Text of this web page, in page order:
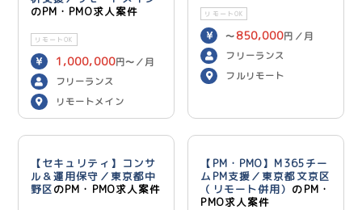
のPM・PMO求人案件
リモートOK
1,000,000円〜／月
フリーランス
リモートメイン
リモートOK
〜 850,000円／月
フリーランス
フルリモート
【セキュリティ】コンサ
ル＆運用保守／東京都中
野区のPM・PMO求人案件
【PM・PMO】M365チー
ムPM支援／東京都文京区
（リモート併用） のPM・
PMO求人案件